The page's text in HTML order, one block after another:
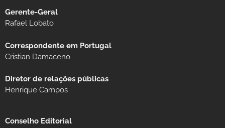
Gerente-Geral
Rafael Lobato
Correspondente em Portugal
Cristian Damaceno
Diretor de relações públicas
Henrique Campos
Conselho Editorial